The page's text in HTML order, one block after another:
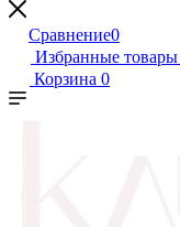
Сравнение0
Избранные товары
Корзина 0